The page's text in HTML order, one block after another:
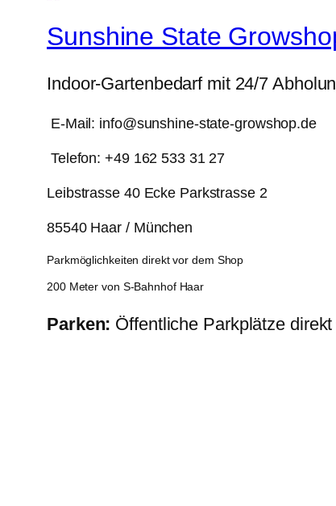
Sunshine State
Indoor-Gartenbedarf mit 24/7
E-Mail: info@sunshine-state-growshop.de
Telefon: +49 162 533 31 27
Leibstrasse 40 Ecke Parkstrasse 2
85540 Haar / München
Parkmöglichkeiten direkt vor dem Shop
200 Meter von S-Bahnhof Haar
Parken: Öffentliche Parkplätze